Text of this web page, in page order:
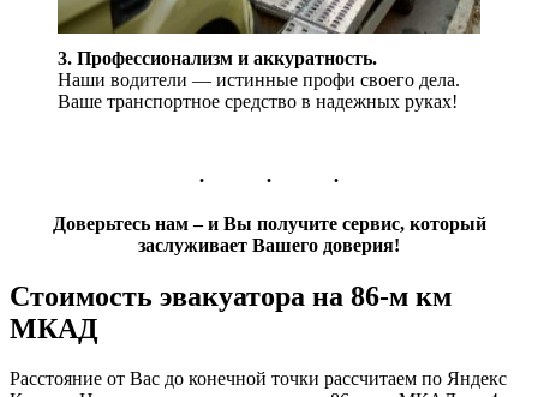
3. Профессионализм и аккуратность.
Наши водители — истинные профи своего дела.
Ваше транспортное средство в надежных руках!
Доверьтесь нам – и Вы получите сервис, который
заслуживает Вашего доверия!
Стоимость эвакуатора на 86-м км
МКАД
Расстояние от Вас до конечной точки рассчитаем по Яндекс